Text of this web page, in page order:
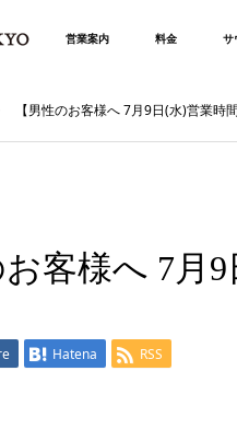
営業案内 料金 サ
【男性のお客様へ 7月9日(水)営業時
お客様へ 7月
Hatena RSS